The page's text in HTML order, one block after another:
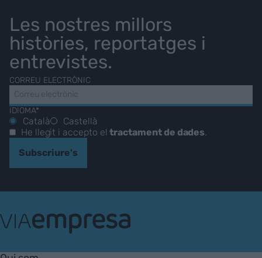
Les nostres millors
històries, reportatges i
entrevistes.
CORREU ELECTRÒNIC
IDIOMA*
Català
Castellà
He llegit i accepto eltractament de dades
Subscriure's
Empresa